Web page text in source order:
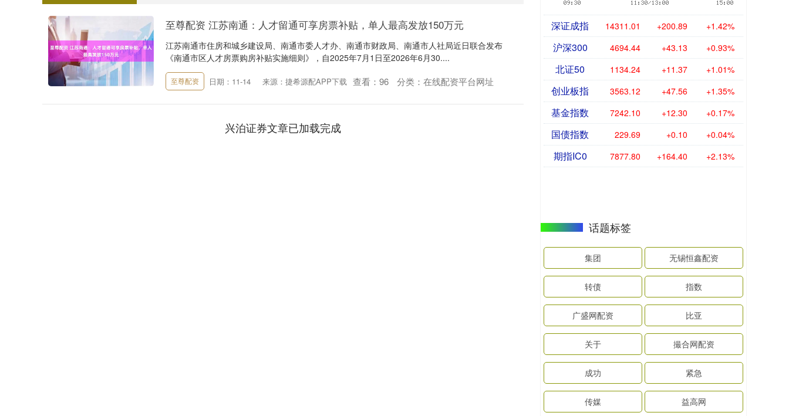
至尊配资 江苏南通：人才留通可享房票补贴，单人最高发放150万元
江苏南通市住房和城乡建设局、南通市委人才办、南通市财政局、南通市人社局近日联合发布
《南通市区人才房票购房补贴实施细则》，自2025年7月1日至2026年6月30....
至尊配资 日期：11-14 来源：捷希源配APP下载 查看： 96 分类： 在线配资平台网址
兴泊证券文章已加载完成
深证成指 14311.01 +200.89 +1.42%
沪深300 4694.44 +43.13 +0.93%
北证50 1134.24 +11.37 +1.01%
创业板指 3563.12 +47.56 +1.35%
基金指数 7242.10 +12.30 +0.17%
国债指数 229.69 +0.10 +0.04%
期指IC0 7877.80 +164.40 +2.13%
话题标签
集团 无锡恒鑫配资
转债 指数
广盛网配资 比亚
关于 撮合网配资
成功 紧急
传媒 益高网